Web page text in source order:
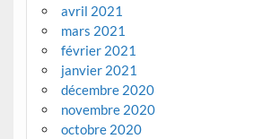
avril 2021
mars 2021
février 2021
janvier 2021
décembre 2020
novembre 2020
octobre 2020